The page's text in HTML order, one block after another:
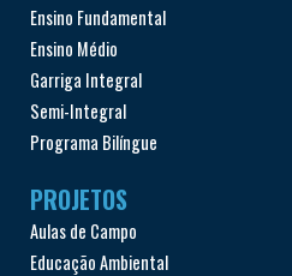
Ensino Fundamental
Ensino Médio
Garriga Integral
Semi-Integral
Programa Bilíngue
PROJETOS
Aulas de Campo
Educação Ambiental